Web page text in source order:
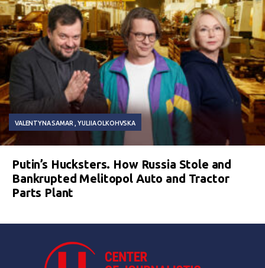
VALENTYNA SAMAR YULIIA OLKOHVSKA
Putin’s Hucksters. How Russia Stole and
Bankrupted Melitopol Auto and Tractor
Parts Plant